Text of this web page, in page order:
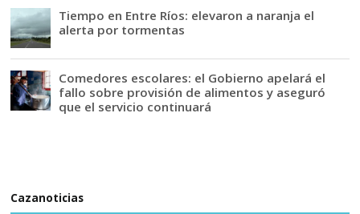
Tiempo en Entre Ríos: elevaron a naranja el
alerta por tormentas
Comedores escolares: el Gobierno apelará el
fallo sobre provisión de alimentos y aseguró
que el servicio continuará
Cazanoticias